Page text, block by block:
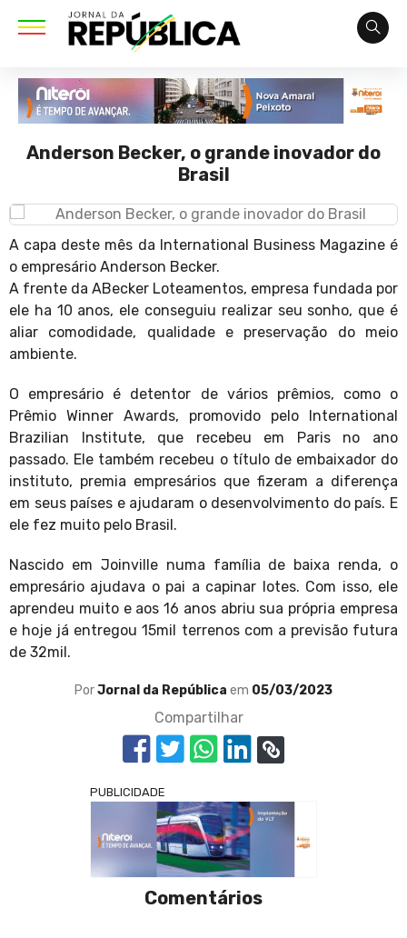
Anderson Becker, o grande inovador do
Brasil
A capa deste mês da International Business Magazine é
o empresário Anderson Becker.
A frente da ABecker Loteamentos, empresa fundada por
ele ha 10 anos, ele conseguiu realizar seu sonho, que é
aliar comodidade, qualidade e preservação do meio
ambiente.
O empresário é detentor de vários prêmios, como o
Prêmio Winner Awards, promovido pelo International
Brazilian Institute, que recebeu em Paris no ano
passado. Ele também recebeu o título de embaixador do
instituto, premia empresários que fizeram a diferença
em seus países e ajudaram o desenvolvimento do país. E
ele fez muito pelo Brasil.
Nascido em Joinville numa família de baixa renda, o
empresário ajudava o pai a capinar lotes. Com isso, ele
aprendeu muito e aos 16 anos abriu sua própria empresa
e hoje já entregou 15mil terrenos com a previsão futura
de 32mil.
PorJornal da República em 05/03/2023
Compartilhar
PUBLICIDADE
Comentários